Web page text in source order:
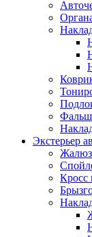
Экстерьер
Кросс